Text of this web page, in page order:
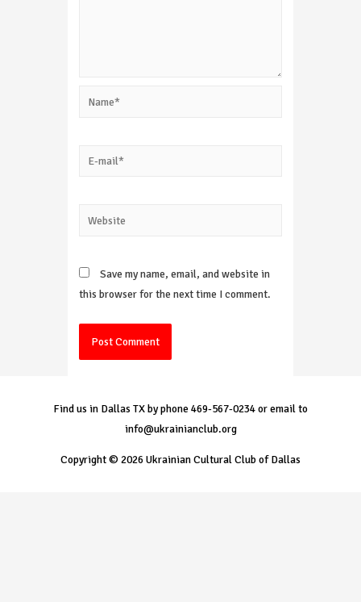
Name*
Website
Save my name, email, and website in
this browser for the next time I comment.
Find us in Dallas TX by phone 469-567-0234 or email to
info@ukrainianclub.org
Copyright © 2026 Ukrainian Cultural Club of Dallas